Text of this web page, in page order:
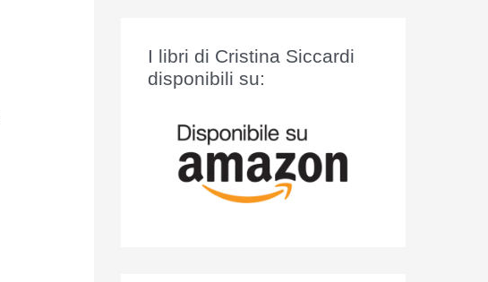
:I libri di Cristina Siccardi
disponibili su: